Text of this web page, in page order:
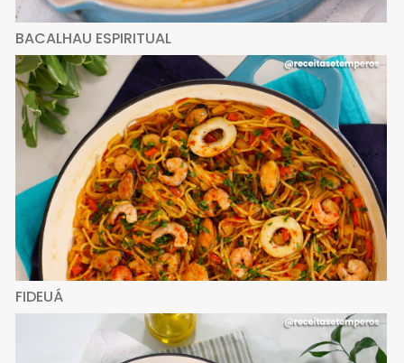
BACALHAU ESPIRITUAL
FIDEUÁ